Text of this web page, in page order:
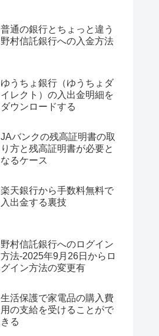
普通の銀行とちょっと違う
野村信託銀行への入金方法
ゆうちょ銀行（ゆうちょダ
イレクト）の入出金明細を
ダウンロードする
JAバンクの残高証明書の取
り方と残高証明書が必要と
なるケース
楽天銀行から手数料無料で
入出金する裏技
野村信託銀行へのログイン
方法-2025年9月26日からロ
グイン方法の変更有
生活保護で家電品の購入費
用の支給を受けることがで
きる